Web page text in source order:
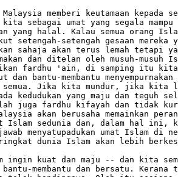
memberi keutamaan kepada
kita sebagai umat yang segala
halal. Kalau semua orang
setengah-setengah gesaan mereka
sahaja akan terus lemah tetapi
dan ditelan oleh musuh-musuh
fardhu 'ain, di samping itu kita
dan bantu-membantu
Jika kita mundur, jika kita
kedudukan yang maju dan teguh
juga fardhu kifayah dan tidak
akan berusaha memainkan
Islam sedunia dan, dalam hal
menyatupadukan umat Islam di
dunia Islam akan lebih
ingin kuat dan maju -- dan kita
membantu dan bersatu. Kerana